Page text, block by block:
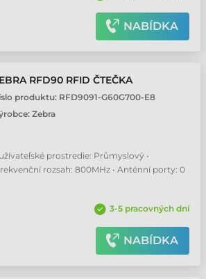
NABÍDKA
RFD90 RFID ČTEČKA
produktu: RFD9091-G60G700-E8
Zebra
prostredie: Průmyslový •
rozsah: 800MHz • Anténní porty: 0
3-5 pracovných dní
NABÍDKA